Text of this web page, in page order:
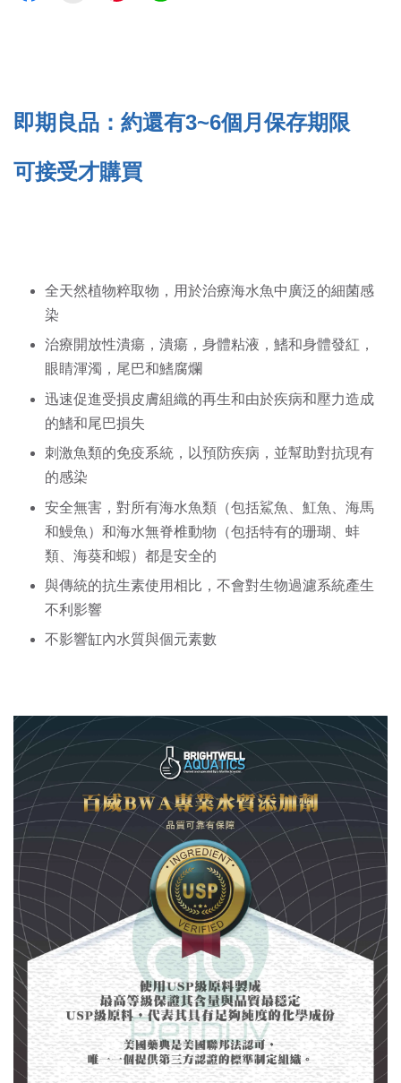
即期良品：約還有3~6個月保存期限
可接受才購買
全天然植物粹取物，用於治療海水魚中廣泛的細菌感
染
治療開放性潰瘍，潰瘍，身體粘液，鰭和身體發紅，
眼睛渾濁，尾巴和鰭腐爛
迅速促進受損皮膚組織的再生和由於疾病和壓力造成
的鰭和尾巴損失
刺激魚類的免疫系統，以預防疾病，並幫助對抗現有
的感染
安全無害，對所有海水魚類（包括鯊魚、魟魚、海馬
和鰻魚）和海水無脊椎動物（包括特有的珊瑚、蚌
類、海葵和蝦）都是安全的
與傳統的抗生素使用相比，不會對生物過濾系統產生
不利影響
不影響缸內水質與個元素數